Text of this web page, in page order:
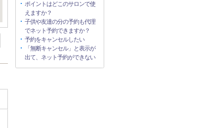
ポイントはどこのサロンで使
えますか？
子供や友達の分の予約も代理
でネット予約できますか？
予約をキャンセルしたい
「無断キャンセル」と表示が
出て、ネット予約ができない